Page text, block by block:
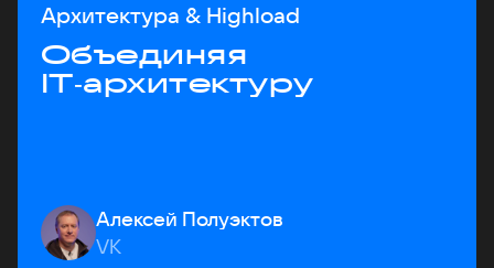
Архитектура & Highload
Объединяя
IT‑архитектуру
Алексей Полуэктов
VK